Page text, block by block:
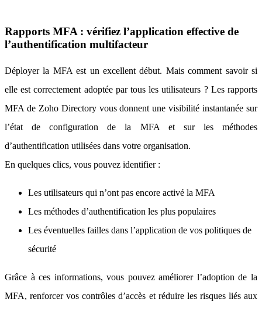
Rapports MFA : vérifiez l’application effective de
l’authentification multifacteur
Déployer la MFA est un excellent début. Mais comment savoir si
elle est correctement adoptée par tous les utilisateurs ? Les rapports
MFA de Zoho Directory vous donnent une visibilité instantanée sur
l’état de configuration de la MFA et sur les méthodes
d’authentification utilisées dans votre organisation.
En quelques clics, vous pouvez identifier :
Les utilisateurs qui n’ont pas encore activé la MFA
Les méthodes d’authentification les plus populaires
Les éventuelles failles dans l’application de vos politiques de
sécurité
Grâce à ces informations, vous pouvez améliorer l’adoption de la
MFA, renforcer vos contrôles d’accès et réduire les risques liés aux